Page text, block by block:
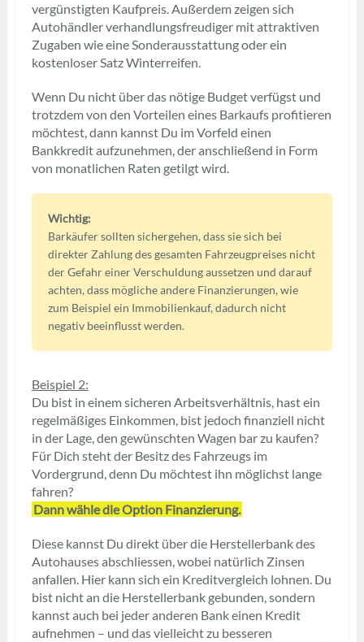
vergünstigten Kaufpreis. Außerdem zeigen sich
Autohändler verhandlungsfreudiger mit attraktiven
Zugaben wie eine Sonderausstattung oder ein
kostenloser Satz Winterreifen.
Wenn Du nicht über das nötige Budget verfügst und
trotzdem von den Vorteilen eines Barkaufs profitieren
möchtest, dann kannst Du im Vorfeld einen
Bankkredit aufzunehmen, der anschließend in Form
von monatlichen Raten getilgt wird.
Wichtig:
Barkäufer sollten sichergehen, dass sie sich bei
direkter Zahlung des gesamten Fahrzeugpreises nicht
der Gefahr einer Verschuldung aussetzen und darauf
achten, dass mögliche andere Finanzierungen, wie
zum Beispiel ein Immobilienkauf, dadurch nicht
negativ beeinflusst werden.
Beispiel 2:
Du bist in einem sicheren Arbeitsverhältnis, hast ein
regelmäßiges Einkommen, bist jedoch finanziell nicht
in der Lage, den gewünschten Wagen bar zu kaufen?
Für Dich steht der Besitz des Fahrzeugs im
Vordergrund, denn Du möchtest ihn möglichst lange
fahren?
Dann wähle die Option Finanzierung.
Diese kannst Du direkt über die Herstellerbank des
Autohauses abschliessen, wobei natürlich Zinsen
anfallen. Hier kann sich ein Kreditvergleich lohnen. Du
bist nicht an die Herstellerbank gebunden, sondern
kannst auch bei jeder anderen Bank einen Kredit
aufnehmen – und das vielleicht zu besseren